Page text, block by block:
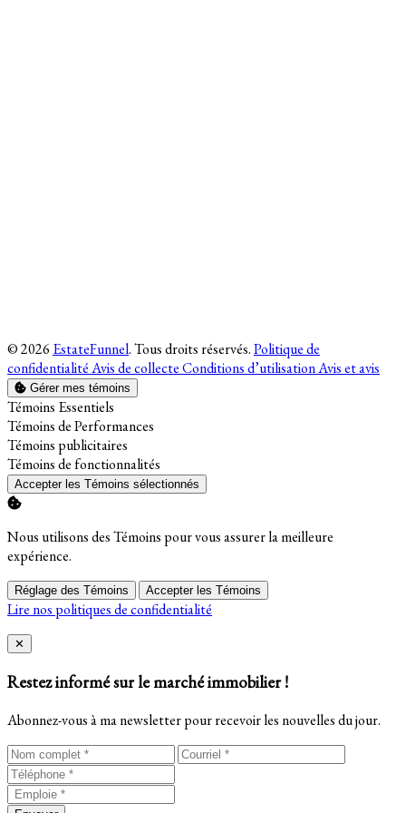
© 2026 EstateFunnel. Tous droits réservés.Politique de
confidentialitéAvis de collecteConditions d’utilisationAvis et avis
Gérer mes témoins
Activer
Témoins Essentiels
Activer
Témoins de Performances
Activer
Témoins publicitaires
Activer
Témoins de fonctionnalités
Accepter les Témoins sélectionnés
Nous utilisons des Témoins pour vous assurer la meilleure
expérience.
Réglage des Témoins Accepter les Témoins
Lire nos politiques de confidentialité
Close
✕
Restez informé sur le marché immobilier !
Abonnez-vous à ma newsletter pour recevoir les nouvelles du jour.